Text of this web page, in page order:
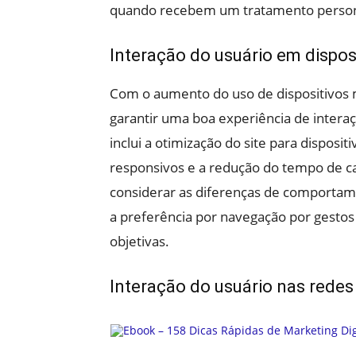
quando recebem um tratamento
Interação do usuário em
Com o aumento do uso de
garantir uma boa experiência de
inclui a otimização do site para
responsivos e a redução do tempo de
considerar as diferenças de
a preferência por navegação por
objetivas.
Interação do usuário nas